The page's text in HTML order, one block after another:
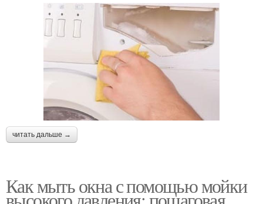
читать дальше →
Как мыть окна с помощью мойки